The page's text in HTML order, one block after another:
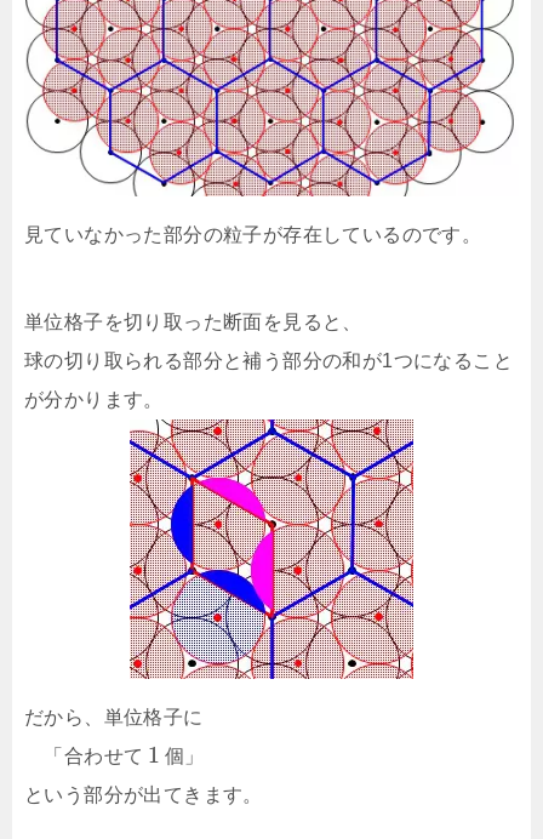
見ていなかった部分の粒子が存在しているのです。
単位格子を切り取った断面を見ると、
球の切り取られる部分と補う部分の和が1つになること
が分かります。
だから、単位格子に
「合わせて 1 個」
という部分が出てきます。